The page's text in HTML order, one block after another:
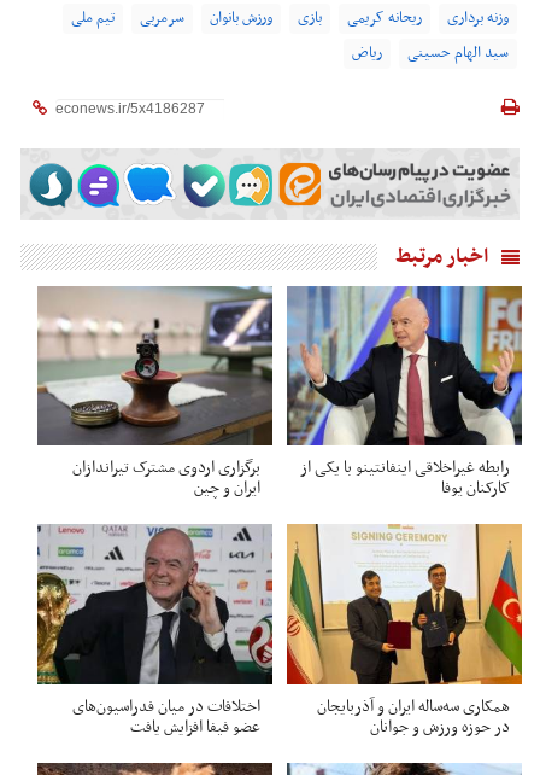
وزنه برداری ریحانه کریمی بازی ورزش بانوان سرمربی
تیم ملی
سید الهام حسینی
ریاض
اخبار مرتبط
رابطه غیراخلاقی اینفانتینو با یکی از
کارکنان یوفا
برگزاری اردوی مشترک تیراندازان
ایران و چین
همکاری سه‌ساله ایران و آذربایجان
در حوزه ورزش و جوانان
اختلافات در میان فدراسیون‌های
عضو فیفا افزایش یافت